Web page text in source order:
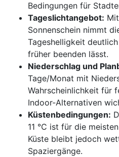
Bedingungen für
Tageslichtangebot:
Sonnenschein nimmt
Tageshelligkeit
früher beenden lässt.
Niederschlag und
Tage/Monat mit
Wahrscheinlichkeit für
Indoor-Alternativen
Küstenbedingungen:
11 °C ist für die
Küste bleibt jedoch
Spaziergänge.